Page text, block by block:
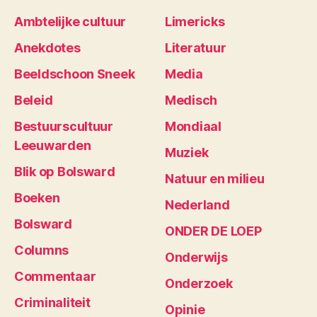
Ambtelijke cultuur
Anekdotes
Beeldschoon Sneek
Beleid
Bestuurscultuur
Leeuwarden
Blik op Bolsward
Boeken
Bolsward
Columns
Commentaar
Criminaliteit
Limericks
Literatuur
Media
Medisch
Mondiaal
Muziek
Natuur en milieu
Nederland
ONDER DE LOEP
Onderwijs
Onderzoek
Opinie